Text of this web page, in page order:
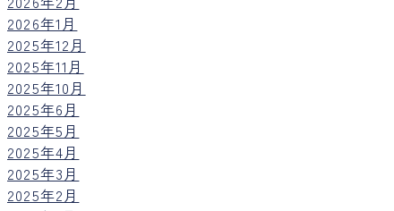
2026年1月
2025年12月
2025年11月
2025年10月
2025年6月
2025年5月
2025年4月
2025年3月
2025年2月